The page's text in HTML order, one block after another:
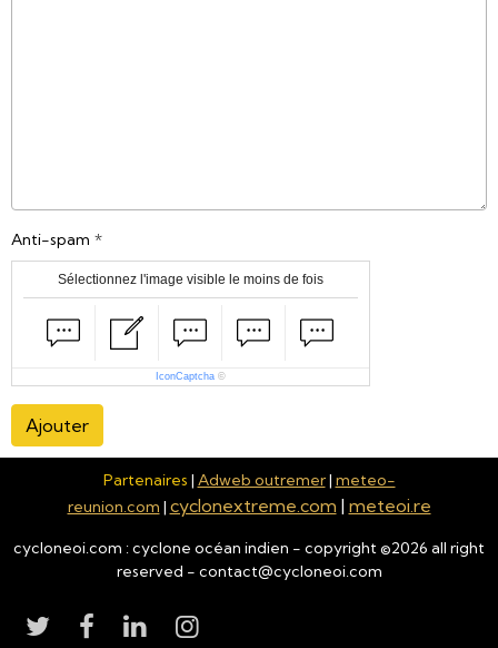
Anti-spam
Sélectionnez l'image visible le moins de fois
IconCaptcha ©
Ajouter
Partenaires | Adweb outremer| meteo-
reunion.com | cyclonextreme.com | meteoi.re
cycloneoi.com : cyclone océan indien - copyright ©2026 all right
reserved - contact@cycloneoi.com